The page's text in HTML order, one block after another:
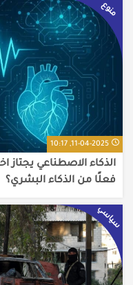
منوع
11-04-2025, 10:17
الذكاء الاصطناعي يجتاز
فعلًا من الذكاء البشري؟
سياسي